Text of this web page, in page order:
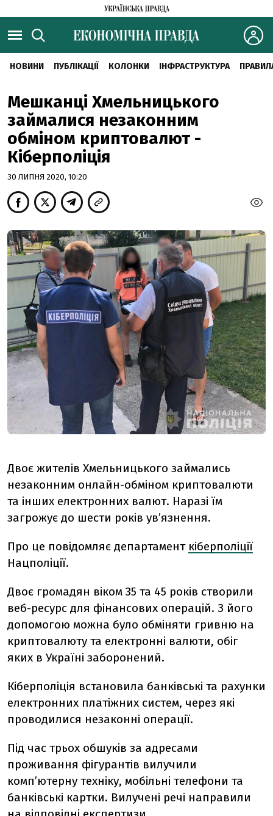
НОВИНИ ПУБЛІКАЦІЇ КОЛОНКИ ІНФРАСТРУКТУРА
Мешканці Хмельницького
займалися незаконним
обміном криптовалют -
Кіберполіція
30 ЛИПНЯ 2020, 10:20
Двоє жителів Хмельницького займались
незаконним онлайн-обміном криптовалюти
та інших електронних валют. Наразі їм
загрожує до шести років ув’язнення.
Про це повідомляє департамент кіберполіції
Нацполіції.
Двоє громадян віком 35 та 45 років створили
веб-ресурс для фінансових операцій. З його
допомогою можна було обміняти гривню на
криптовалюту та електронні валюти, обіг
яких в Україні заборонений.
Кіберполіція встановила банківські та рахунки
електронних платіжних систем, через які
проводилися незаконні операції.
Під час трьох обшуків за адресами
проживання фігурантів вилучили
комп’ютерну техніку, мобільні телефони та
банківські картки. Вилучені речі направили